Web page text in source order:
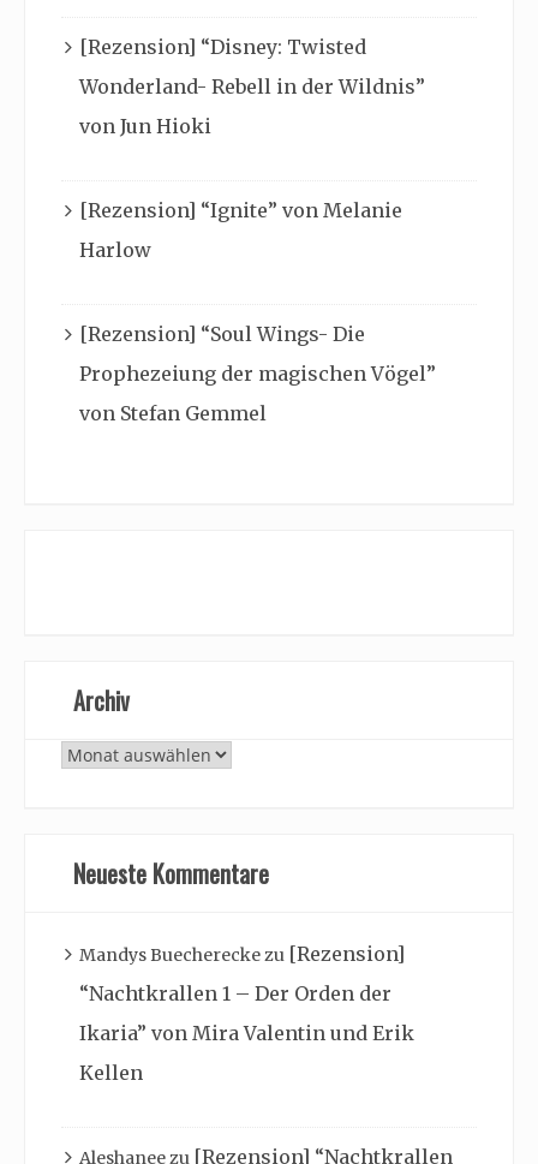
[Rezension] “Disney: Twisted
Wonderland- Rebell in der Wildnis”
von Jun Hioki
[Rezension] “Ignite” von Melanie
Harlow
[Rezension] “Soul Wings- Die
Prophezeiung der magischen Vögel”
von Stefan Gemmel
Archiv
Archiv
Neueste Kommentare
Mandys Buechereckezu [Rezension]
“Nachtkrallen 1 – Der Orden der
Ikaria” von Mira Valentin und Erik
Kellen
Aleshaneezu [Rezension] “Nachtkrallen